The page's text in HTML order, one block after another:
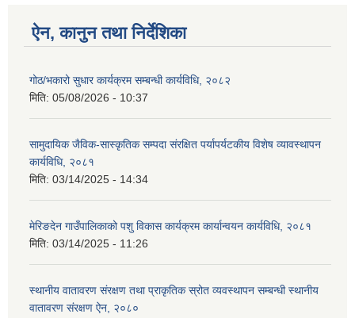
ऐन, कानुन तथा निर्देशिका
गोठ/भकारो सुधार कार्यक्रम सम्बन्धी कार्यविधि, २०८२
मिति: 05/08/2026 - 10:37
सामुदायिक जैविक-सास्कृतिक सम्पदा संरक्षित पर्यापर्यटकीय विशेष व्यावस्थापन
कार्यविधि, २०८१
मिति: 03/14/2025 - 14:34
मेरिङदेन गाउँपालिकाको पशु विकास कार्यक्रम कार्यान्वयन कार्यविधि, २०८१
मिति: 03/14/2025 - 11:26
स्थानीय वातावरण संरक्षण तथा प्राकृतिक स्रोत व्यवस्थापन सम्बन्धी स्थानीय
वातावरण संरक्षण ऐन, २०८०